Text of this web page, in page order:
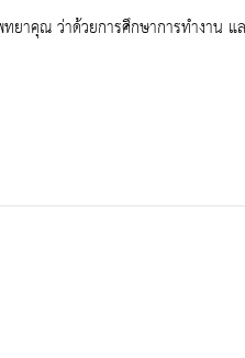
าคุณ ว่าด้วยการศึกษาการทำงาน แ